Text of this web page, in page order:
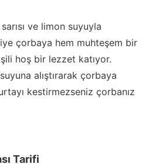
ve limon suyuyla
çorbaya hem muhteşem bir
hoş bir lezzet katıyor.
alıştırarak çorbaya
kestirmezseniz çorbanız
Tarifi